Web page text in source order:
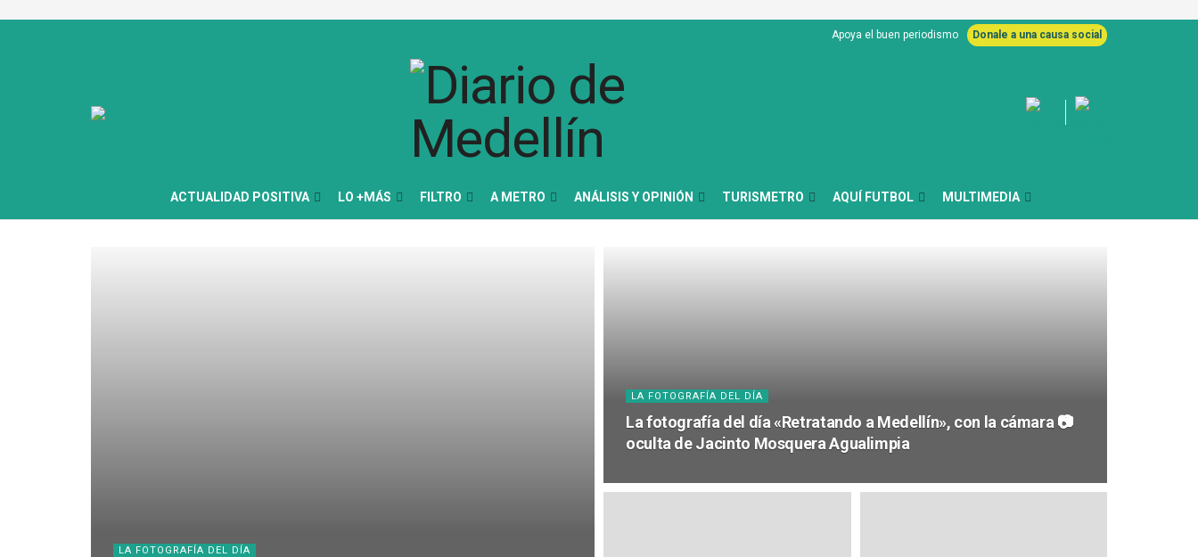
Apoya el buen periodismo Donale a una causa social
ACTUALIDAD POSITIVA LO +MÁS FILTRO A METRO ANÁLISIS Y OPINIÓN TURISMETRO AQUÍ FUTBOL MULTIMEDIA
LA FOTOGRAFÍA DEL DÍA
LA FOTOGRAFÍA DEL DÍA
La fotografía del día «Retratando a Medellín», con la cámara 📷
oculta de Jacinto Mosquera Agualimpia